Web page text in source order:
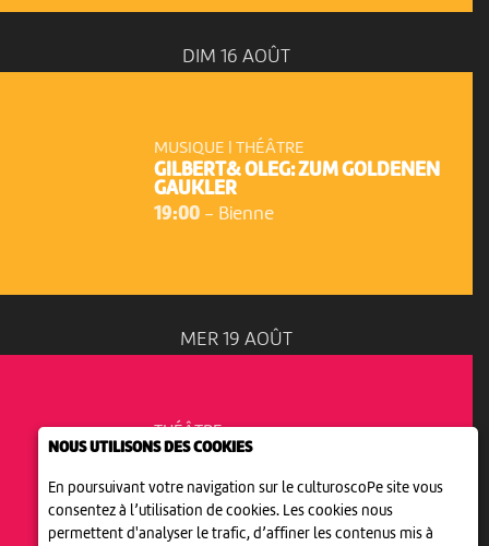
NOUS UTILISONS DES COOKIES
En poursuivant votre navigation sur le culturoscoPe site vous
consentez à l’utilisation de cookies. Les cookies nous
permettent d'analyser le trafic, d’affiner les contenus mis à
DIM 16 AOÛT
MUSIQUE | THÉÂTRE
GILBERT& OLEG: ZUM GOLDENEN
GAUKLER
19:00- Bienne
MER 19 AOÛT
THÉÂTRE
L’ACCADEMIA DIMITRI À INCUBO
Biel